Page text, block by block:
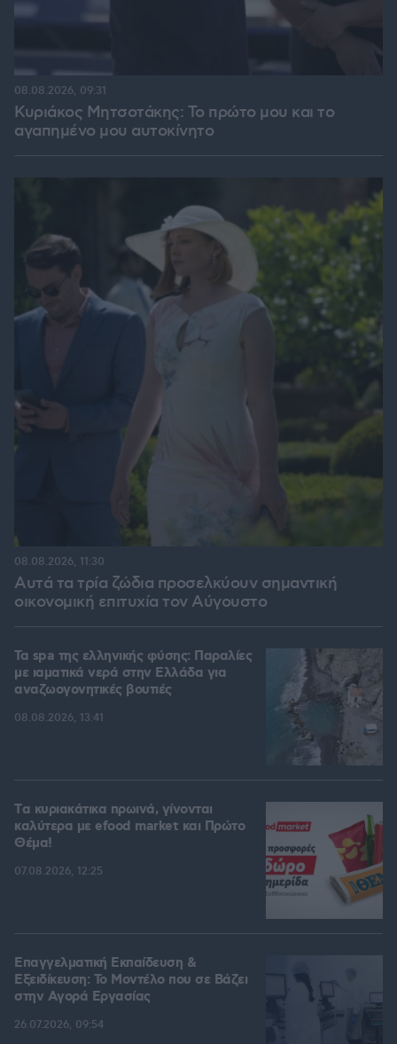
Κυριάκος Μητσοτάκης: Το πρώτο μου και το
αγαπημένο μου αυτοκίνητο
08.08.2026, 09:31
Αυτά τα τρία ζώδια προσελκύουν σημαντική
οικονομική επιτυχία τον Αύγουστο
08.08.2026, 11:30
Τα spa της ελληνικής φύσης: Παραλίες
με ιαματικά νερά στην Ελλάδα για
αναζωογονητικές βουτιές
08.08.2026, 13:41
Tα κυριακάτικα πρωινά, γίνονται
καλύτερα με efood market και Πρώτο
Θέμα!
07.08.2026, 12:25
Επαγγελματική Εκπαίδευση &
Εξειδίκευση: Το Mοντέλο που σε Bάζει
στην Aγορά Eργασίας
26.07.2026, 09:54